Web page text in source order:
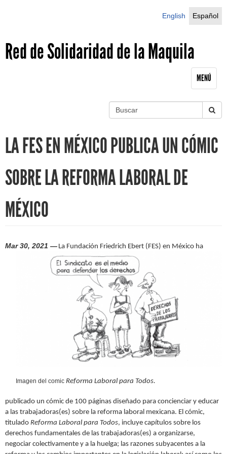
English
Español
Red de Solidaridad de la Maquila
MENÚ
LA FES EN MÉXICO PUBLICA UN CÓMIC
SOBRE LA REFORMA LABORAL DE
MÉXICO
Mar 30, 2021 —
Imagen del comic Reforma Laboral para Todos.
La Fundación Friedrich Ebert (FES) en México ha
publicado un cómic de 100 páginas diseñado para concienciar y educar
a las trabajadoras(es) sobre la reforma laboral mexicana. El cómic,
titulado Reforma Laboral para Todos, incluye capítulos sobre los
derechos fundamentales de las trabajadoras(es) a organizarse,
negociar colectivamente y a la huelga; las razones subyacentes a la
S
a
r
f
o
r
m
u
c